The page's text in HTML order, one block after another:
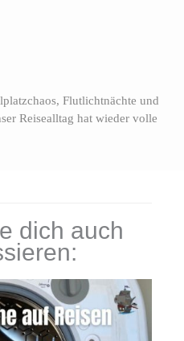
Flutlichtnächte und
Reisealltag hat wieder volle
dich auch